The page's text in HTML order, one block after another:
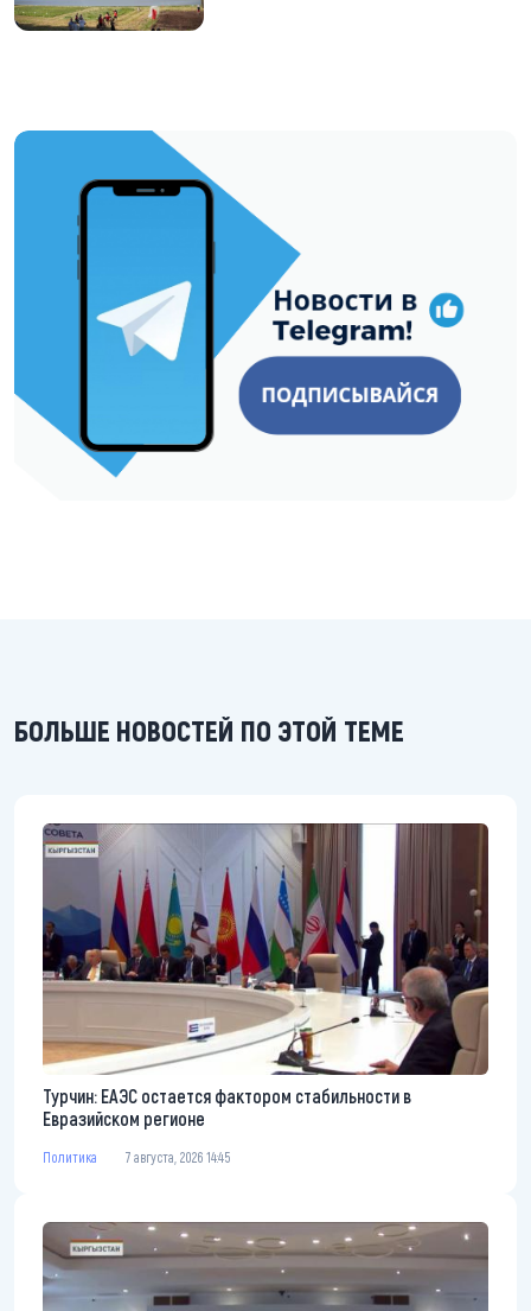
https://t.me/minskctvby
БОЛЬШЕ НОВОСТЕЙ ПО ЭТОЙ ТЕМЕ
Турчин: ЕАЭС остается фактором стабильности в
Евразийском регионе
Политика 7 августа, 2026 14:45